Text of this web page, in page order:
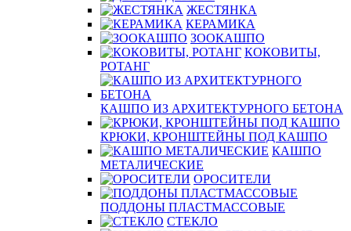
ЖЕСТЯНКА
КЕРАМИКА
ЗООКАШПО
КОКОВИТЫ,
РОТАНГ
КАШПО ИЗ АРХИТЕКТУРНОГО БЕТОНА
КРЮКИ, КРОНШТЕЙНЫ ПОД КАШПО
КАШПО
МЕТАЛИЧЕСКИЕ
ОРОСИТЕЛИ
ПОДДОНЫ ПЛАСТМАССОВЫЕ
СТЕКЛО